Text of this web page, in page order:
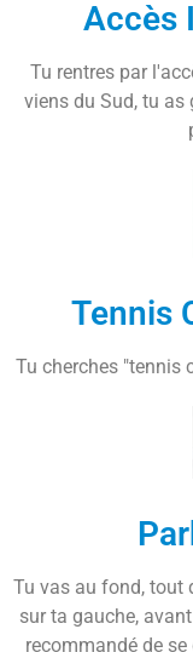
Accès
Tu rentres par
viens du Sud, tu
Tennis
Tu cherches "tennis
Tu vas au fond, tout
sur ta gauche,
recommandé de